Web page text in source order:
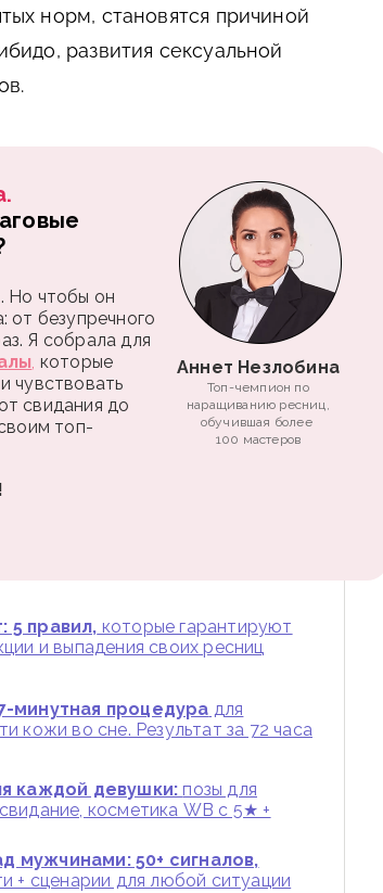
норм, становятся причиной
развития сексуальной
Но чтобы он
от безупречного
Я собрала для
, которые
чувствовать
свидания до
топ-
Аннет Незлобина
Топ-чемпион по
наращиванию ресниц,
обучившая более
100 мастеров
5 правил, которые гарантируют
и выпадения своих ресниц
минутная процедура для
кожи во сне. Результат за 72 часа
каждой девушки: позы для
косметика WB с 5★ +
мужчинами: 50+ сигналов,
+ сценарии для любой ситуации